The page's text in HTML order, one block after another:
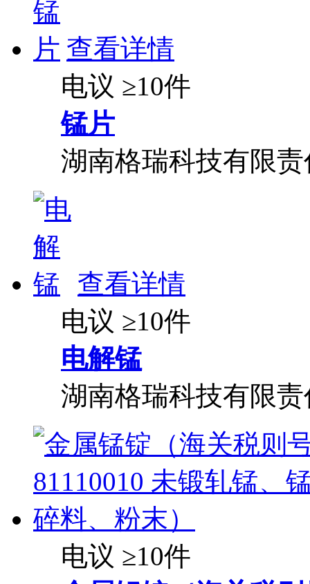
查看详情
电议 ≥10件
锰片
湖南格瑞科技有限
查看详情
电议 ≥10件
电解锰
湖南格瑞科技有限
电议 ≥10件